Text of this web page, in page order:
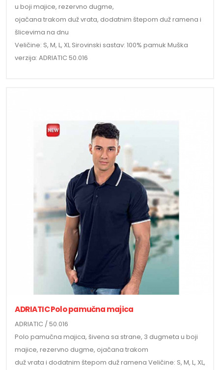
u boji majice, rezervno dugme,
ojačana trakom duž vrata, dodatnim štepom duž ramena i
šlicevima na dnu
Veličine: S, M, L, XL Sirovinski sastav: 100% pamuk Muška
verzija: ADRIATIC 50.016
ADRIATIC Polo pamučna majica
ADRIATIC / 50.016
Polo pamučna majica, šivena sa strane, 3 dugmeta u boji
majice, rezervno dugme, ojačana trakom
duž vrata i dodatnim štepom duž ramena Veličine: S, M, L, XL,